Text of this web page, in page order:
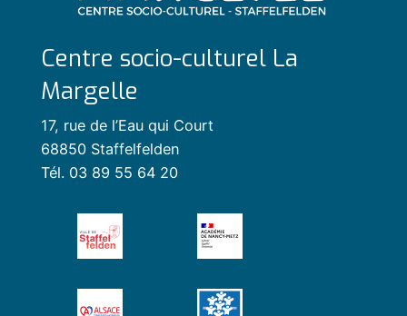
Centre socio-culturel La
Margelle
17, rue de l’Eau qui Court
68850 Staffelfelden
Tél. 03 89 55 64 20